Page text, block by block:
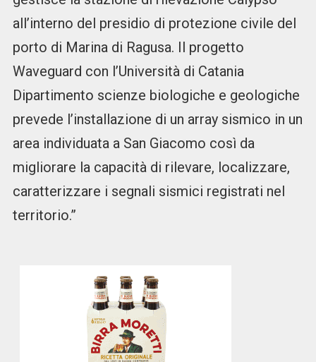
all’interno del presidio di protezione civile del
porto di Marina di Ragusa. Il progetto
Waveguard con l’Università di Catania
Dipartimento scienze biologiche e geologiche
prevede l’installazione di un array sismico in un
area individuata a San Giacomo così da
migliorare la capacità di rilevare, localizzare,
caratterizzare i segnali sismici registrati nel
territorio.”